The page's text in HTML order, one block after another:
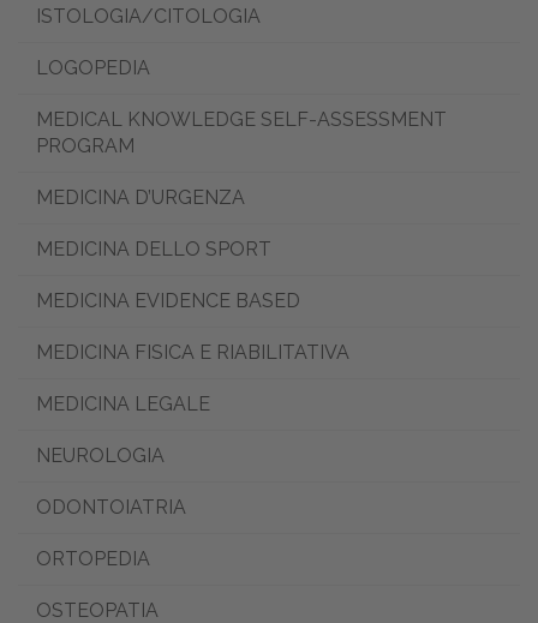
ISTOLOGIA/CITOLOGIA
LOGOPEDIA
MEDICAL KNOWLEDGE SELF-ASSESSMENT
PROGRAM
MEDICINA D’URGENZA
MEDICINA DELLO SPORT
MEDICINA EVIDENCE BASED
MEDICINA FISICA E RIABILITATIVA
MEDICINA LEGALE
NEUROLOGIA
ODONTOIATRIA
ORTOPEDIA
OSTEOPATIA